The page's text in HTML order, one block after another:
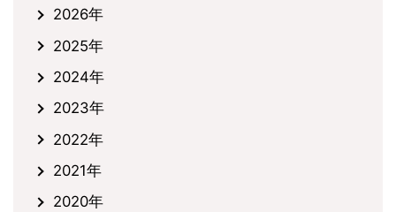
2026年
2025年
2024年
2023年
2022年
2021年
2020年